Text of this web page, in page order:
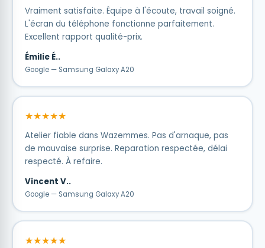
Vraiment satisfaite. Équipe à l'écoute, travail soigné.
L'écran du téléphone fonctionne parfaitement.
Excellent rapport qualité-prix.
Émilie É..
Google — Samsung Galaxy A20
★★★★★
Atelier fiable dans Wazemmes. Pas d'arnaque, pas
de mauvaise surprise. Reparation respectée, délai
respecté. À refaire.
Vincent V..
Google — Samsung Galaxy A20
★★★★★